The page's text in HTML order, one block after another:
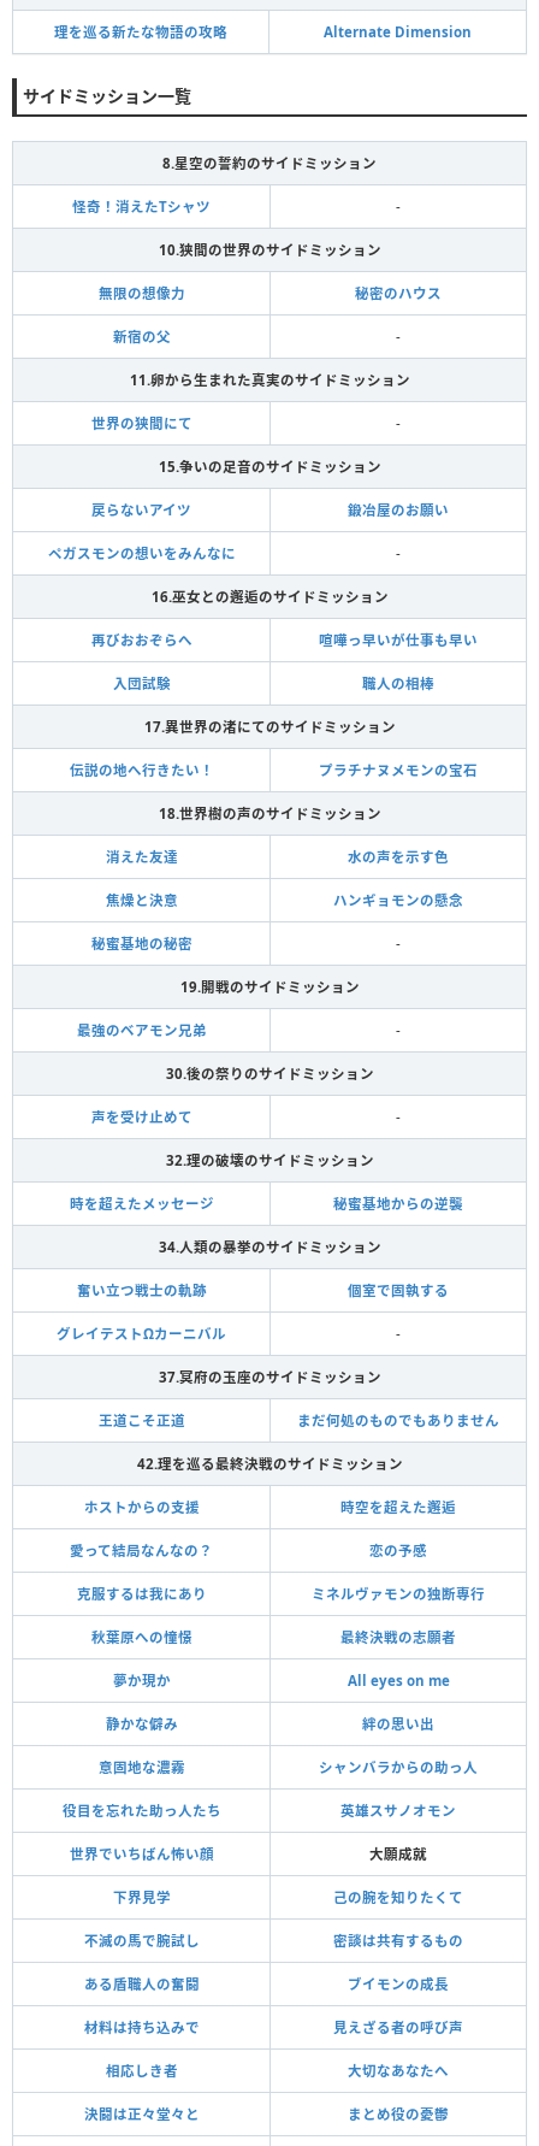
理を巡る新たな物語の攻略 Alternate Dimension
サイドミッション一覧
8.星空の誓約のサイドミッション
怪奇！消えたTシャツ -
10.狭間の世界のサイドミッション
無限の想像力 秘密のハウス
新宿の父 -
11.卵から生まれた真実のサイドミッション
世界の狭間にて -
15.争いの足音のサイドミッション
戻らないアイツ 鍛冶屋のお願い
ペガスモンの想いをみんなに -
16.巫女との邂逅のサイドミッション
再びおおぞらへ 喧嘩っ早いが仕事も早い
入団試験 職人の相棒
17.異世界の渚にてのサイドミッション
伝説の地へ行きたい！ プラチナヌメモンの宝石
18.世界樹の声のサイドミッション
消えた友達 水の声を示す色
焦燥と決意 ハンギョモンの懸念
秘蜜基地の秘密 -
19.開戦のサイドミッション
最強のベアモン兄弟 -
30.後の祭りのサイドミッション
声を受け止めて -
32.理の破壊のサイドミッション
時を超えたメッセージ 秘蜜基地からの逆襲
34.人類の暴挙のサイドミッション
奮い立つ戦士の軌跡 個室で固執する
グレイテストΩカーニバル -
37.冥府の玉座のサイドミッション
王道こそ正道 まだ何処のものでもありません
42.理を巡る最終決戦のサイドミッション
ホストからの支援 時空を超えた邂逅
愛って結局なんなの？ 恋の予感
克服するは我にあり ミネルヴァモンの独断専行
秋葉原への憧憬 最終決戦の志願者
夢か現か All eyes on me
静かな僻み 絆の思い出
意固地な濃霧 シャンバラからの助っ人
役目を忘れた助っ人たち 英雄スサノオモン
世界でいちばん怖い顔 大願成就
下界見学 己の腕を知りたくて
不滅の馬で腕試し 密談は共有するもの
ある盾職人の奮闘 ブイモンの成長
材料は持ち込みで 見えざる者の呼び声
相応しき者 大切なあなたへ
決闘は正々堂々と まとめ役の憂鬱